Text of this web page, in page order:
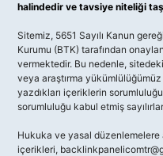
halindedir ve tavsiye niteliği
Sitemiz, 5651 Sayılı Kanun
Kurumu (BTK) tarafından
vermektedir. Bu nedenle,
veya araştırma
yazdıkları içeriklerin
sorumluluğu kabul etmiş
Hukuka ve yasal düzenlemelere
içerikleri,